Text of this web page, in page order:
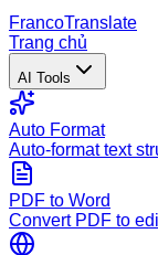
FrancoTranslate
Trang chủ
AI Tools
Auto Format
Auto-format text
PDF to Word
Convert PDF to